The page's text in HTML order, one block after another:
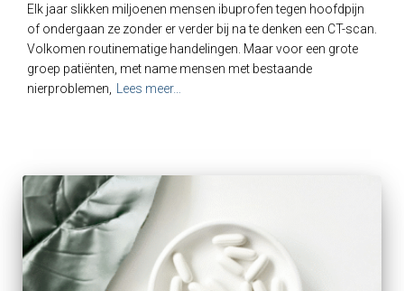
Elk jaar slikken miljoenen mensen ibuprofen tegen hoofdpijn
of ondergaan ze zonder er verder bij na te denken een CT-scan.
Volkomen routinematige handelingen. Maar voor een grote
groep patiënten, met name mensen met bestaande
nierproblemen,
Lees meer…